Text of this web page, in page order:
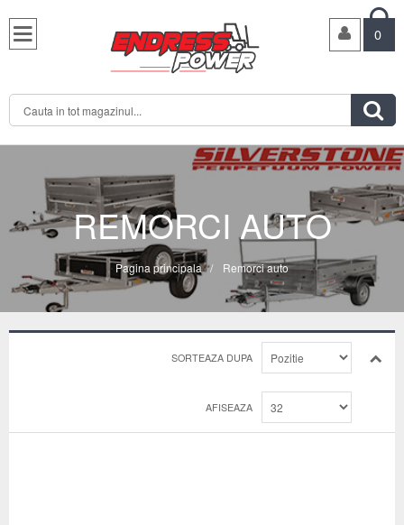

0

REMORCI AUTO
Pagina principala / Remorci auto
SORTEAZA DUPA
AFISEAZA